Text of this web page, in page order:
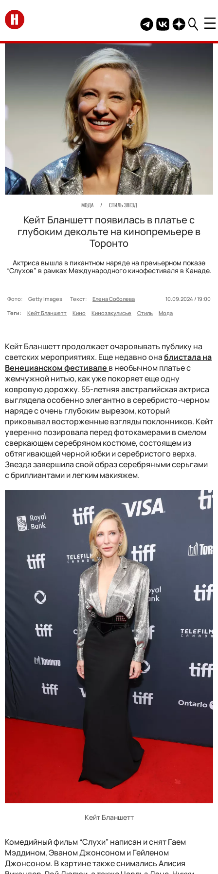
Перейти на главную
Telegram канал
Группа HELLO
Канал
МОДА / СТИЛЬ ЗВЕЗД
Кейт Бланшетт появилась в платье с
глубоким декольте на кинопремьере в
Торонто
Актриса вышла в пикантном наряде на премьерном показе
“Слухов” в рамках Международного кинофестиваля в Канаде.
Фото: Getty Images Текст: Елена Соболева
10.09.2024 / 19:00
Теги:
Кейт Бланшетт Кино Кинозакулисье Стиль Мода
Кейт Бланшетт продолжает очаровывать публику на
светских мероприятиях. Еще недавно онаблистала на
Венецианском фестивале в необычном платье с
жемчужной нитью, как уже покоряет еще одну
ковровую дорожку. 55-летняя австралийская актриса
выглядела особенно элегантно в серебристо-черном
наряде с очень глубоким вырезом, который
приковывал восторженные взгляды поклонников. Кейт
уверенно позировала перед фотокамерами в смелом
сверкающем серебряном костюме, состоящем из
обтягивающей черной юбки и серебристого верха.
Звезда завершила свой образ серебряными серьгами
с бриллиантами и легким макияжем.
Кейт Бланшетт
Комедийный фильм “Слухи” написан и снят Гаем
Мэддином, Эваном Джонсоном и Гейленом
Джонсоном. В картине также снимались Алисия